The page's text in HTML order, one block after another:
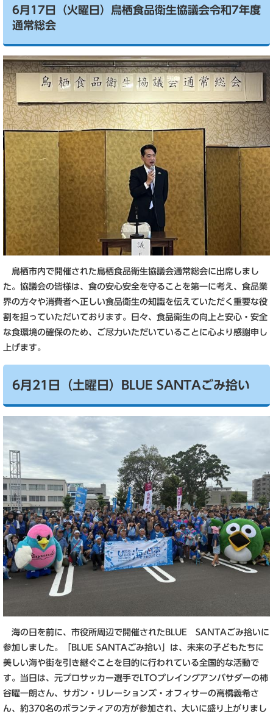
6月17日（火曜日）鳥栖食品衛生協議会令和7年度
通常総会
鳥栖市内で開催された鳥栖食品衛生協議会通常総会に出席しまし
た。協議会の皆様は、食の安心安全を守ることを第一に考え、食品業
界の方々や消費者へ正しい食品衛生の知識を伝えていただく重要な役
割を担っていただいております。日々、食品衛生の向上と安心・安全
な食環境の確保のため、ご尽力いただいていることに心より感謝申し
上げます。
6月21日（土曜日）BLUE SANTAごみ拾い
海の日を前に、市役所周辺で開催されたBLUE SANTAごみ拾いに
参加しました。「BLUE SANTAごみ拾い」は、未来の子どもたちに
美しい海や街を引き継ぐことを目的に行われている全国的な活動で
す。当日は、元プロサッカー選手でLTOプレイングアンバサダーの柿
谷曜一朗さん、サガン・リレーションズ・オフィサーの高橋義希さ
ん、約370名のボランティアの方が参加され、大いに盛り上がりまし